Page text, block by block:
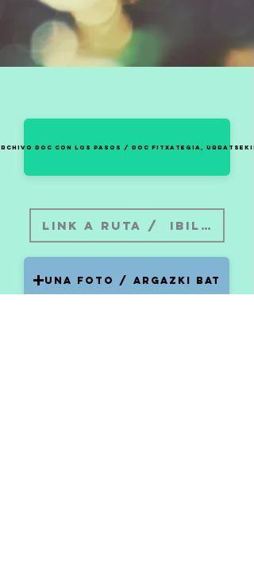
DOC con los pasos / Doc fitxategia, urratsekin
UNA FOTO / ARGAZKI BAT